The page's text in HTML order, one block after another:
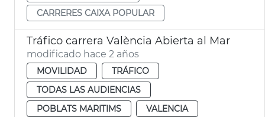
CARRERES CAIXA POPULAR
Tráfico carrera València Abierta al Mar
modificado hace 2 años
MOVILIDAD
TRÁFICO
TODAS LAS AUDIENCIAS
POBLATS MARITIMS
VALENCIA